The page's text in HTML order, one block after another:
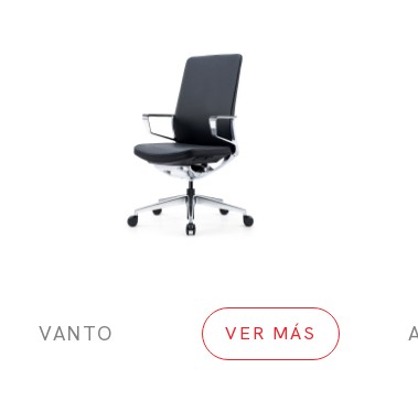
VANTO VER MÁS